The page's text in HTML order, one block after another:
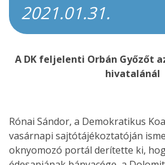
2021.01.31.
A DK feljelenti Orbán Győzőt
hivatalánál
Rónai Sándor, a Demokratikus
vasárnapi sajtótájékoztatóján
oknyomozó portál derítette ki,